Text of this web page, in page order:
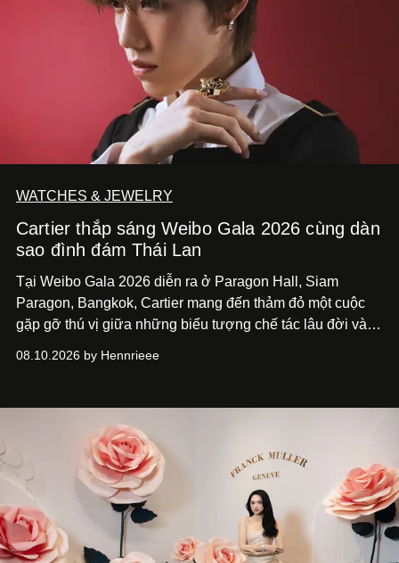
WATCHES & JEWELRY
Cartier thắp sáng Weibo Gala 2026 cùng dàn
sao đình đám Thái Lan
Tại Weibo Gala 2026 diễn ra ở Paragon Hall, Siam
Paragon, Bangkok, Cartier mang đến thảm đỏ một cuộc
gặp gỡ thú vị giữa những biểu tượng chế tác lâu đời và
Lan. Sáu gương mặt gồm Tor Thanapob, Jeff Satur, PP
xuất hiện trong những thiết kế Cartier, mỗi người lựa chọn
một ngôn ngữ riêng để diễn giải tinh thần của Maison.
08.10.2026 by Hennrieee